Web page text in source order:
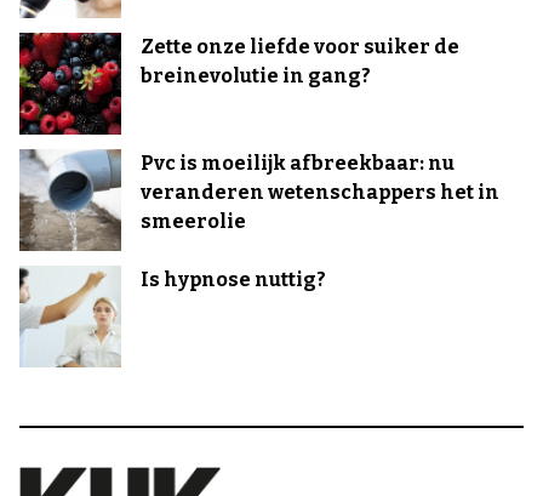
Zette onze liefde voor suiker de
breinevolutie in gang?
Pvc is moeilijk afbreekbaar: nu
veranderen wetenschappers het in
smeerolie
Is hypnose nuttig?